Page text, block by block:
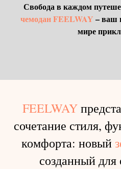
Свобода в каждом
чемоданFEELWAY – ваш
мире
FEELWAY
сочетание стиля,
комфорта: новый
созданный